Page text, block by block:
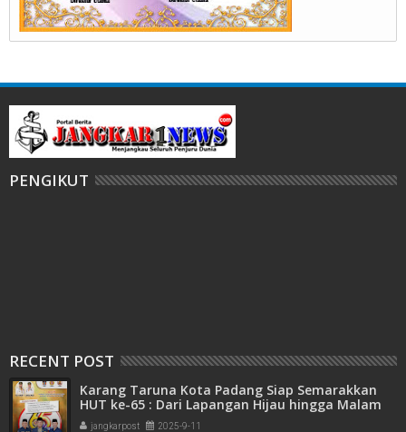
PENGIKUT
RECENT POST
Karang Taruna Kota Padang Siap Semarakkan
HUT ke-65 : Dari Lapangan Hijau hingga Malam
Kebersamaan
jangkarpost 2025-9-11